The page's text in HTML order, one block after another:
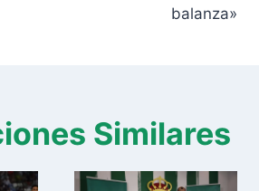
balanza»
Similares